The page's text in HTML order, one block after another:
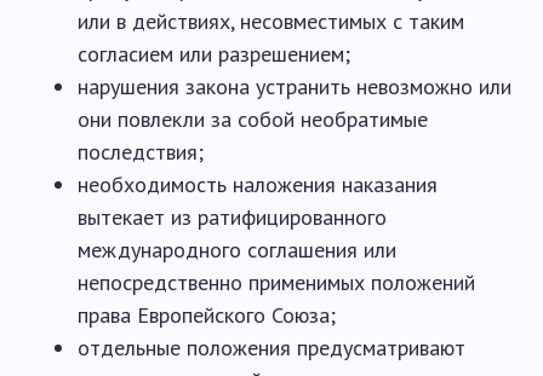
или в действиях, несовместимых с таким
согласием или разрешением;
нарушения закона устранить невозможно или
они повлекли за собой необратимые
последствия;
необходимость наложения наказания
вытекает из ратифицированного
международного соглашения или
непосредственно применимых положений
права Европейского Союза;
отдельные положения предусматривают